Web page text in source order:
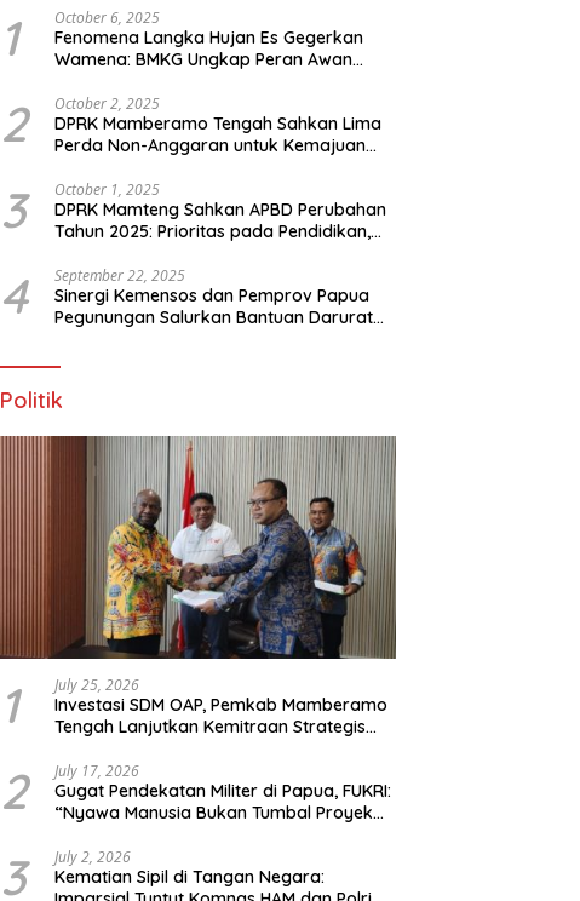
1 October 6, 2025
Fenomena Langka Hujan Es Gegerkan
Wamena: BMKG Ungkap Peran Awan
Ekstrem Peralihan Musim
2 October 2, 2025
DPRK Mamberamo Tengah Sahkan Lima
Perda Non-Anggaran untuk Kemajuan
3 October 1, 2025
DPRK Mamteng Sahkan APBD Perubahan
Tahun 2025: Prioritas pada Pendidikan,
4 September 22, 2025
Sinergi Kemensos dan Pemprov Papua
Pegunungan Salurkan Bantuan Darurat
Politik
1 July 25, 2026
Investasi SDM OAP, Pemkab Mamberamo
Tengah Lanjutkan Kemitraan Strategis
2 July 17, 2026
Gugat Pendekatan Militer di Papua, FUKRI:
“Nyawa Manusia Bukan Tumbal Proyek
3 July 2, 2026
Kematian Sipil di Tangan Negara: